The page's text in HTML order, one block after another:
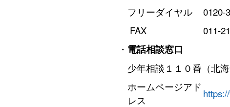
フリーダイヤル
0120-
FAX
011-
・ 電話相談窓口
少年相談１１０番（北
ホームページアド
レス